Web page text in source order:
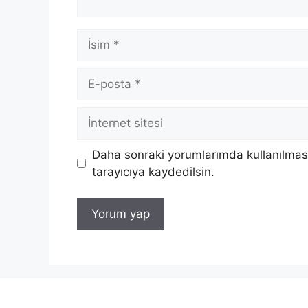
İsim
posta
İnternet
sitesi
Daha sonraki yorumlarımda
tarayıcıya kaydedilsin.